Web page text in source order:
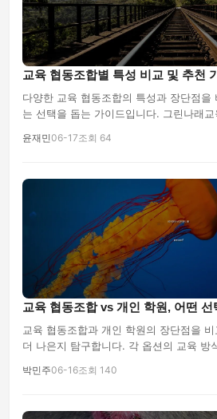
교육 협동조합별 특성 비교 및 추천
다양한 교육 협동조합의 특성과 장단점을
는 선택을 돕는 가이드입니다. 그린나래
윤재민06-17조회 64
교육 협동조합 vs 개인 학원, 어떤
교육 협동조합과 개인 학원의 장단점을
더 나은지 탐구합니다. 각 옵션의 교육 방
박민주06-16조회 140